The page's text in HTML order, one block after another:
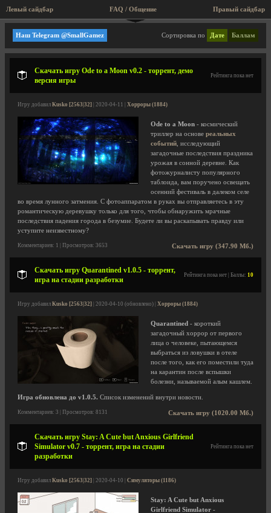
Левый сайдбар FAQ / Общение
Мини игры, аркады, старые игры!
Сортировка по Дате Баллам
Наш Telegram @SmallGamez
Скачать игру Ode to a Moon v0.2 - торрент, демо
версия игры
Рейтинга пока нет
Игру добавил Kusko [2563|32] | 2020-04-11 | Хорроры (1884)
Ode to a Moon - космический
триллер на основе реальных
событий , исследующий
загадочные последствия праздника
урожая в сонной деревне. Как
фотожурналисту популярного
таблоида, вам поручено освещать
осенний фестиваль в далеком селе
во время лунного затмения. С фотоаппаратом в руках вы отправляетесь в эту
романтическую деревушку только для того, чтобы обнаружить мрачные
последствия падения города в безумие. Будете ли вы раскапывать правду или
уступите неизвестному?
Скачать игру (347.90 Мб.)
Комментариев: 1 | Просмотров: 3653
Скачать игру Quarantined v1.0.5 - торрент,
игра на стадии разработки
Рейтинга пока нет | Баллы: 10
Игру добавил Kusko [2563|32] | 2020-04-10 (обновлено) | Хорроры (1884)
Quarantined - короткий
загадочный хоррор от первого
лица о человеке, пытающемся
выбраться из ловушки в отеле
после того, как его поместили туда
на карантин после вспышки
болезни, называемой алым кашлем.
Игра обновлена до v1.0.5. Список изменений внутри новости.
Скачать игру (1020.00 Мб.)
Комментариев: 3 | Просмотров: 8131
Скачать игру Stay: A Cute but Anxious Girlfriend
Simulator v0.7 - торрент, игра на стадии
разработки
Рейтинга пока нет
Игру добавил Kusko [2563|32] | 2020-04-10 | Симуляторы (1186)
Stay: A Cute but Anxious
Girlfriend Simulator -